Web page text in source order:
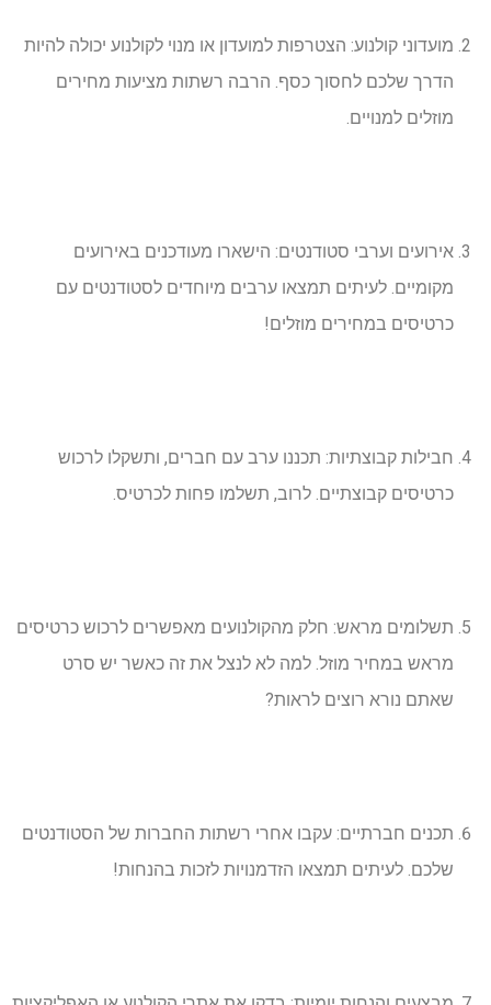
מועדוני קולנוע: הצטרפות למועדון או מנוי לקולנוע יכולה להיות
הדרך שלכם לחסוך כסף. הרבה רשתות מציעות מחירים
מוזלים למנויים.
אירועים וערבי סטודנטים: הישארו מעודכנים באירועים
מקומיים. לעיתים תמצאו ערבים מיוחדים לסטודנטים עם
כרטיסים במחירים מוזלים!
חבילות קבוצתיות: תכננו ערב עם חברים, ותשקלו לרכוש
כרטיסים קבוצתיים. לרוב, תשלמו פחות לכרטיס.
תשלומים מראש: חלק מהקולנועים מאפשרים לרכוש כרטיסים
מראש במחיר מוזל. למה לא לנצל את זה כאשר יש סרט
שאתם נורא רוצים לראות?
תכנים חברתיים: עקבו אחרי רשתות החברות של הסטודנטים
שלכם. לעיתים תמצאו הזדמנויות לזכות בהנחות!